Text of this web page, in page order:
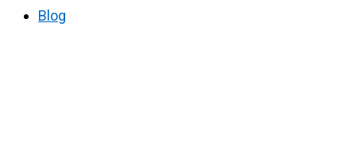
Blog